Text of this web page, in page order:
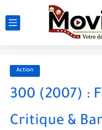
Action
300 (2007) :
Critique &